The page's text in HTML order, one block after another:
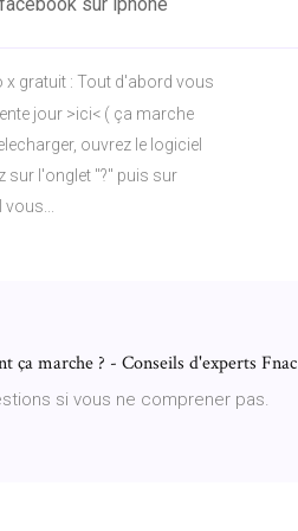
gratuit : Tout d'abord vous
jour >ici< ( ça marche
ouvrez le logiciel
sur l'onglet "?" puis sur
vous...
ça marche ? - Conseils d'experts Fnac
si vous ne comprener pas.